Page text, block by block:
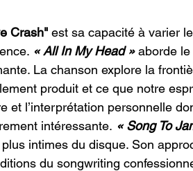
Crash" est sa capacité à varier
« All In My Head » aborde le
La chanson explore la
produit et ce que notre
et l’interprétation personnelle
intéressante. « Song To
intimes du disque. Son
du songwriting